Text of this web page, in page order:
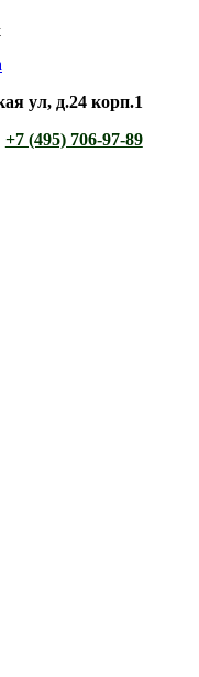
ул, д.24 корп.1
+7 (495) 706-97-89